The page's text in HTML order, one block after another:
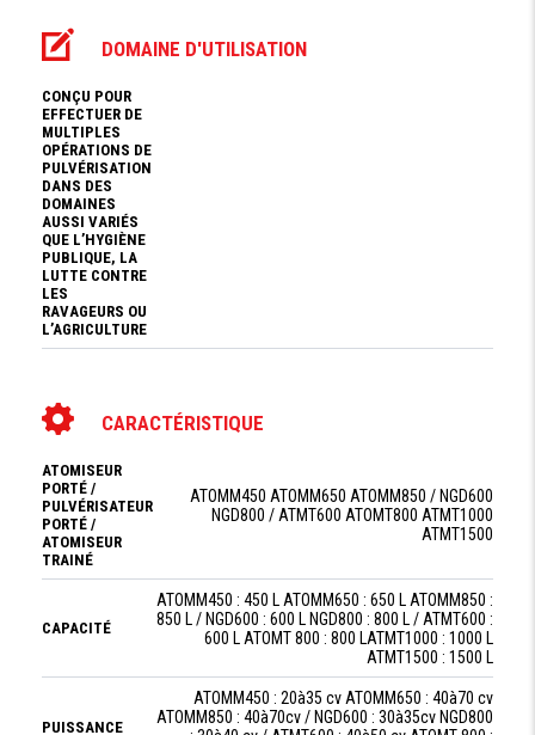
DOMAINE D'UTILISATION
CONÇU POUR
EFFECTUER DE
MULTIPLES
OPÉRATIONS DE
PULVÉRISATION
DANS DES
DOMAINES
AUSSI VARIÉS
QUE L’HYGIÈNE
PUBLIQUE, LA
LUTTE CONTRE
LES
RAVAGEURS OU
L’AGRICULTURE
CARACTÉRISTIQUE
ATOMISEUR
PORTÉ /
PULVÉRISATEUR
PORTÉ /
ATOMISEUR
TRAINÉ
ATOMM450 ATOMM650 ATOMM850 / NGD600
NGD800 / ATMT600 ATOMT800 ATMT1000
ATMT1500
CAPACITÉ
ATOMM450 : 450 L ATOMM650 : 650 L ATOMM850 :
850 L / NGD600 : 600 L NGD800 : 800 L / ATMT600 :
600 L ATOMT 800 : 800 LATMT1000 : 1000 L
ATMT1500 : 1500 L
PUISSANCE
ATOMM450 : 20à35 cv ATOMM650 : 40à70 cv
ATOMM850 : 40à70cv / NGD600 : 30à35cv NGD800